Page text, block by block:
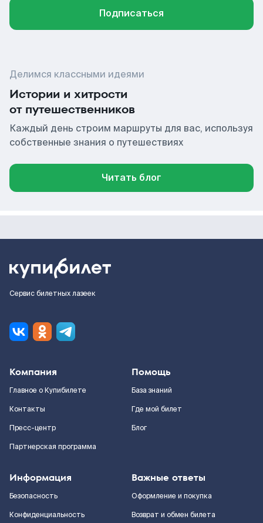
Подписаться
Делимся классными идеями
Истории и хитрости
от путешественников
Каждый день строим маршруты для вас, используя
собственные знания о путешествиях
Читать блог
Сервис билетных лазеек
Компания
Главное о Купибилете
Контакты
Пресс-центр
Партнерская программа
Помощь
База знаний
Где мой билет
Блог
Информация
Безопасность
Конфиденциальность
Важные ответы
Оформление и покупка
Возврат и обмен билета